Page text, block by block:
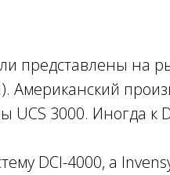
представлены на
Американский
3000. Иногда к
DCI-4000, а